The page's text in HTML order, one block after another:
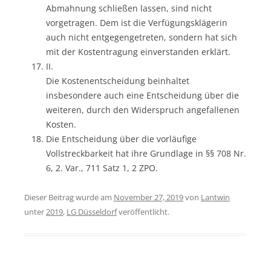
Abmahnung schließen lassen, sind nicht
vorgetragen. Dem ist die Verfügungsklägerin
auch nicht entgegengetreten, sondern hat sich
mit der Kostentragung einverstanden erklärt.
II.
Die Kostenentscheidung beinhaltet
insbesondere auch eine Entscheidung über die
weiteren, durch den Widerspruch angefallenen
Kosten.
Die Entscheidung über die vorläufige
Vollstreckbarkeit hat ihre Grundlage in §§ 708 Nr.
6, 2. Var., 711 Satz 1, 2 ZPO.
Dieser Beitrag wurde am November 27, 2019von Lantwin
unter 2019, LG Düsseldorfveröffentlicht.